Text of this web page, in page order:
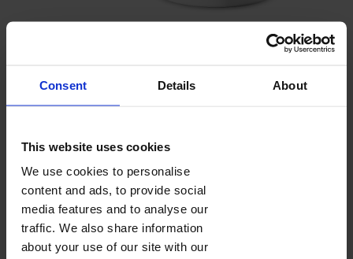
Consent Details About
This website uses cookies
We use cookies to personalise
content and ads, to provide social
media features and to analyse our
traffic. We also share information
about your use of our site with our
Kolory wnętrza (wybierzesz w koszyku):
FOTOKUBKI
Fotokubek z nadrukowanym zdjęciem